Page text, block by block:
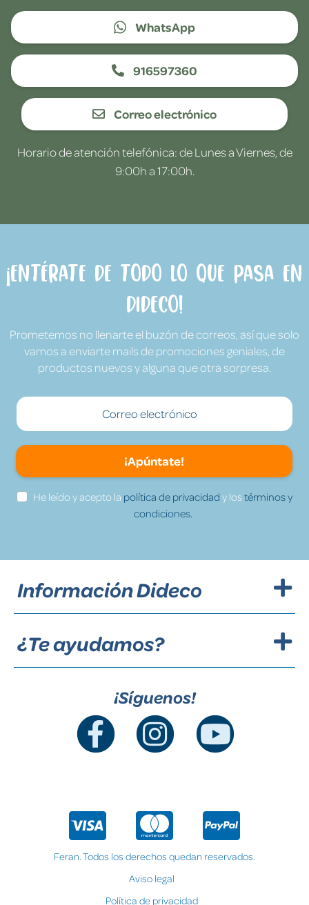
WhatsApp
916597360
Correo electrónico
Horario de atención telefónica: de Lunes a Viernes, de
9:00h a 17:00h.
¡Entérate de todo lo que pasa en
Dideco!
Prometemos no llenarte el buzón de correos, así que solo
vamos a enviarte mails de promociones geniales, de
productos nuevos y alguna que otra sorpresa.
¡Apúntate!
He leído y acepto la política de privacidad y lostérminos y
condiciones.
Información Dideco
¿Te ayudamos?
¡Síguenos!
Feran. Todos los derechos quedan reservados.
Aviso legal
Política de privacidad